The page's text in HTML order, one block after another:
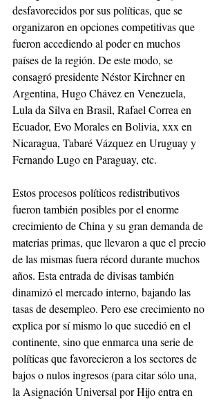
desfavorecidos por sus políticas, que se
organizaron en opciones competitivas que
fueron accediendo al poder en muchos
países de la región. De este modo, se
consagró presidente Néstor Kirchner en
Argentina, Hugo Chávez en Venezuela,
Lula da Silva en Brasil, Rafael Correa en
Ecuador, Evo Morales en Bolivia, xxx en
Nicaragua, Tabaré Vázquez en Uruguay y
Fernando Lugo en Paraguay, etc.
Estos procesos políticos redistributivos
fueron también posibles por el enorme
crecimiento de China y su gran demanda de
materias primas, que llevaron a que el precio
de las mismas fuera récord durante muchos
años. Esta entrada de divisas también
dinamizó el mercado interno, bajando las
tasas de desempleo. Pero ese crecimiento no
explica por sí mismo lo que sucedió en el
continente, sino que enmarca una serie de
políticas que favorecieron a los sectores de
bajos o nulos ingresos (para citar sólo una,
la Asignación Universal por Hijo entra en